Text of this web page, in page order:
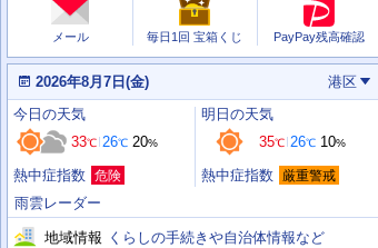
情
報
ス
メール 毎日1回 宝箱くじ PayPay残高確認
本
日
の
天
気
、
運
情
報
2026年8月7日(金) 港区
今
日
明
日
の
天
気
今日 の天気
33℃ 26℃ 20%
熱中症指数 危険
明日 の天気
35℃ 26℃ 10%
熱中症指数 厳重警戒
雨雲レーダー
地域情報 くらしの手続きや自治体情報など